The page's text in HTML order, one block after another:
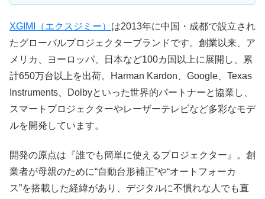
XGIMI（エクスジミー） は2013年に中国・成都で設立され
たグローバルプロジェクターブランドです。創業以来、ア
メリカ、ヨーロッパ、日本など100カ国以上に展開し、累
計650万台以上を出荷。Harman Kardon、Google、Texas
Instruments、Dolbyといった世界的パートナーと協業し、
スマートプロジェクターやレーザーテレビなど多彩なモデ
ルを開発しています。
開発の原点は『誰でも簡単に使えるプロジェクター』。創
業者が母親のために“自動台形補正”や“オートフォーカ
ス”を搭載した経緯があり、デジタルに不慣れな人でも直